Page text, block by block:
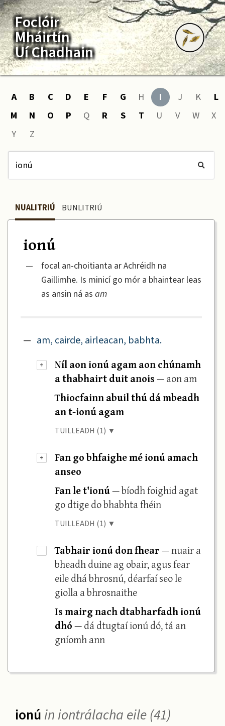
Foclóir
Mháirtín
Uí Chadhain
A B C D E F G H I J K
L
M
N O P Q R S T U V W
X
Y
Z
NUALITRIÚ BUNLITRIÚ
ionú
—
focal an-choitianta ar Achréidh na
Gaillimhe. Is minicí go mór a bhaintear leas
as ansin ná as am
— am, cairde, airleacan, babhta.
+
Níl aon ionú agam aon chúnamh
a thabhairt duit anois— aon am
Thiocfainn abuil thú dá mbeadh
an t-ionú agam
TUILLEADH (1) ▼
+
Fan go bhfaighe mé ionú amach
anseo
Fan le t'ionú— bíodh foighid agat
go dtige do bhabhta fhéin
TUILLEADH (1) ▼
Tabhair ionú don fhear— nuair a
bheadh duine ag obair, agus fear
eile dhá bhrosnú, déarfaí seo le
giolla a bhrosnaithe
Is mairg nach dtabharfadh ionú
dhó— dá dtugtaí ionú dó, tá an
gníomh ann
ionú in iontrálacha eile (41)